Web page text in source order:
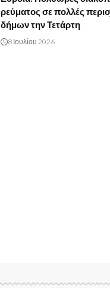
ρεύματος σε πολλές
δήμων την Τετάρτη
8 Ιουλίου 2026